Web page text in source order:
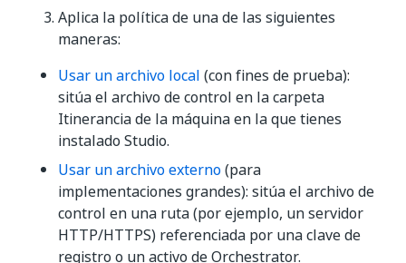
Aplica la política de una de las siguientes
maneras:
Usar un archivo local (con fines de prueba):
sitúa el archivo de control en la carpeta
Itinerancia de la máquina en la que tienes
instalado Studio.
Usar un archivo externo(para
implementaciones grandes): sitúa el archivo de
control en una ruta (por ejemplo, un servidor
HTTP/HTTPS) referenciada por una clave de
registro o un activo de Orchestrator.